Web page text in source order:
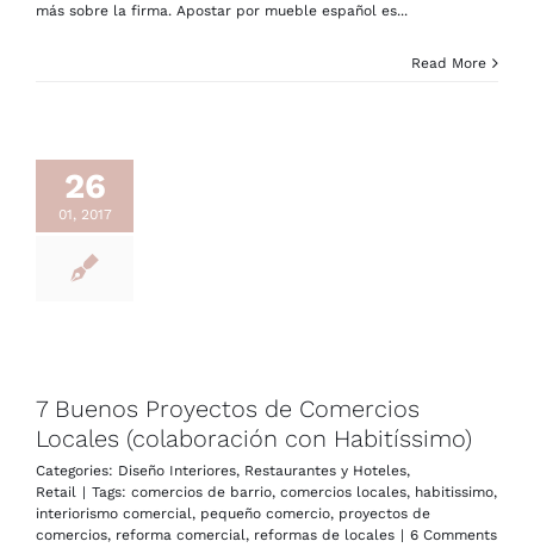
más sobre la firma. Apostar por mueble español es...
Read More
26
01, 2017
7 Buenos Proyectos de Comercios
Locales (colaboración con Habitíssimo)
Categories: Diseño Interiores, Restaurantes y Hoteles,
Retail | Tags: comercios de barrio, comercios locales, habitissimo,
interiorismo comercial, pequeño comercio, proyectos de
comercios, reforma comercial, reformas de locales | 6 Comments